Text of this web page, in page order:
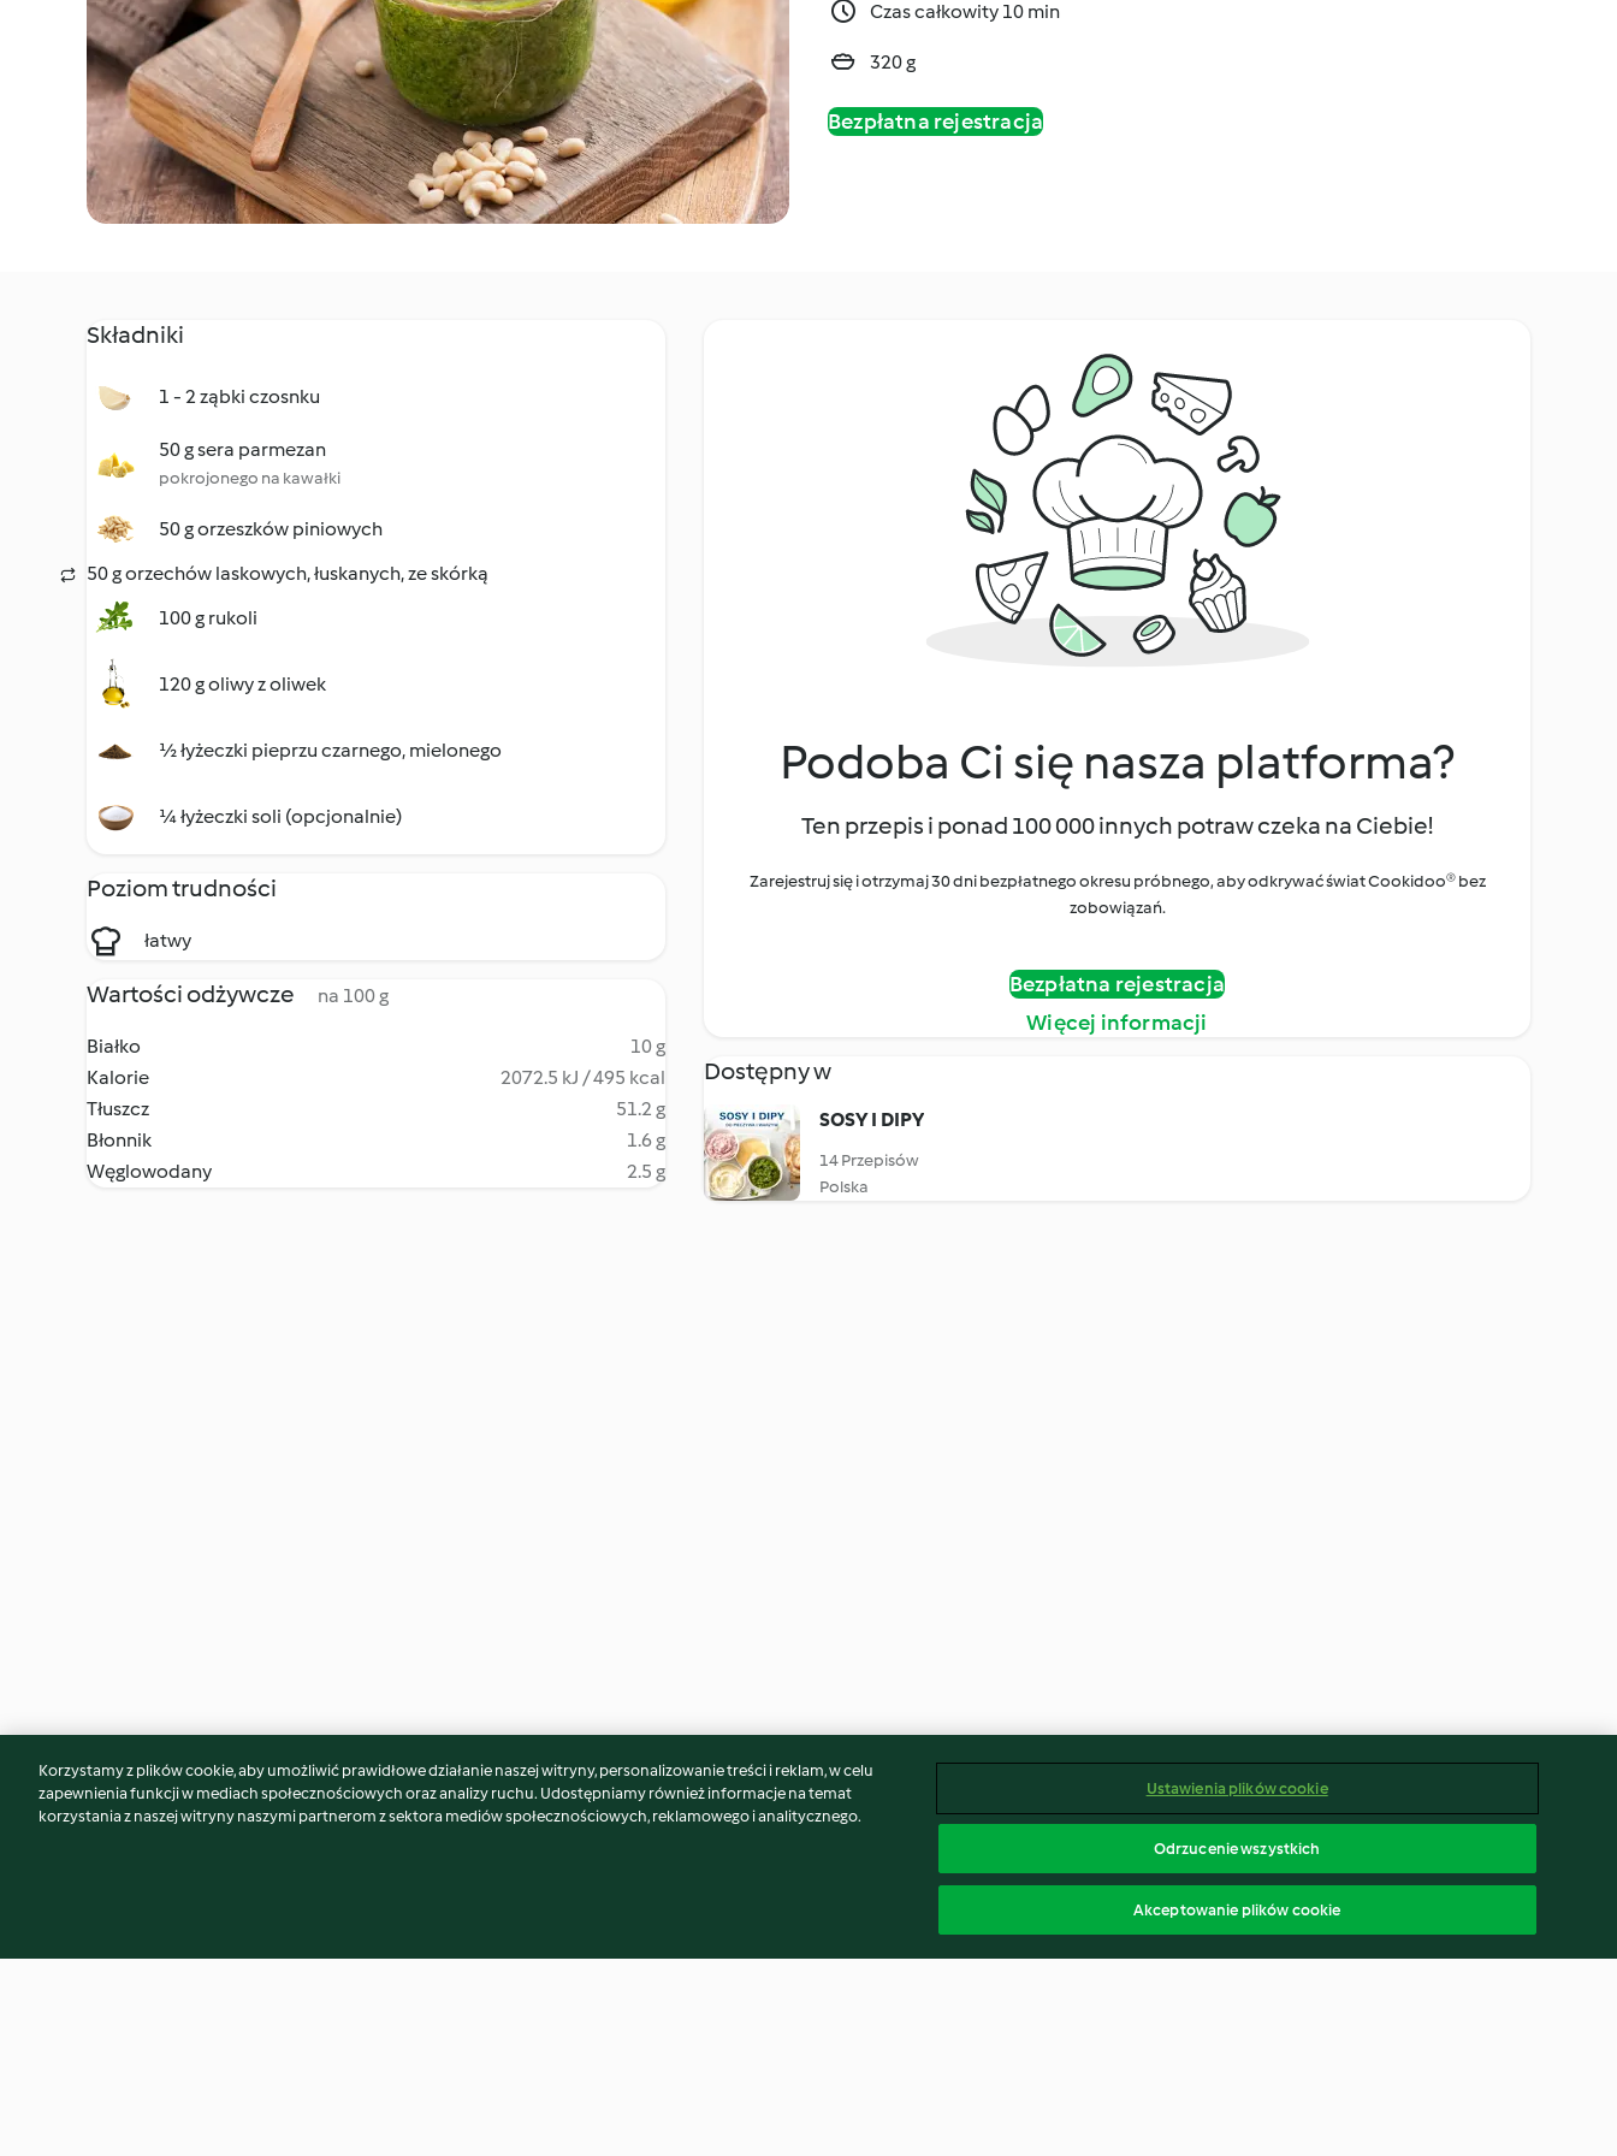
Czas całkowity 10 min
320 g
Bezpłatna rejestracja
Składniki
1 - 2 ząbki czosnku
50 g sera parmezan
pokrojonego na kawałki
50 g orzeszków piniowych
50 g orzechów laskowych, łuskanych, ze skórką
100 g rukoli
120 g oliwy z oliwek
½ łyżeczki pieprzu czarnego, mielonego
¼ łyżeczki soli (opcjonalnie)
Poziom trudności
łatwy
Wartości odżywcze na 100 g
Białko
10 g
Kalorie
2072.5 kJ / 495 kcal
Tłuszcz
51.2 g
Błonnik
1.6 g
Węglowodany
2.5 g
Podoba Ci się nasza platforma?
Ten przepis i ponad 100 000 innych potraw czeka na Ciebie!
Zarejestruj się i otrzymaj 30 dni bezpłatnego okresu próbnego, aby odkrywać świat Cookidoo® bez
zobowiązań.
Bezpłatna rejestracja
Więcej informacji
Dostępny w
SOSY I DIPY
14 Przepisów
Polska
Może spodoba Ci się również...
Korzystamy z plików cookie, aby umożliwić prawidłowe działanie naszej witryny, personalizowanie treści i reklam, w celu
zapewnienia funkcji w mediach społecznościowych oraz analizy ruchu. Udostępniamy również informacje na temat
korzystania z naszej witryny naszymi partnerom z sektora mediów społecznościowych, reklamowego i analitycznego.
Ustawienia plików cookie
Odrzucenie wszystkich
Akceptowanie plików cookie